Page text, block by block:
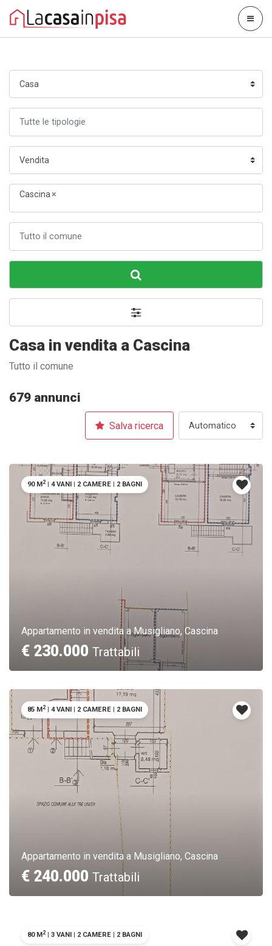
Cascina×
Casa in vendita a Cascina
Tutto il comune
679 annunci
Salva ricerca
Appartamento in vendita a Musigliano, Cascina
€ 230.000 Trattabili
90 M2 | 4 VANI | 2 CAMERE | 2 BAGNI
Appartamento in vendita a Musigliano, Cascina
€ 240.000 Trattabili
85 M2 | 4 VANI | 2 CAMERE | 2 BAGNI
80 M2 | 3 VANI | 2 CAMERE | 2 BAGNI